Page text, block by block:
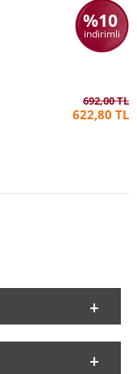
%10
indirimli
692,00 TL
622,80 TL